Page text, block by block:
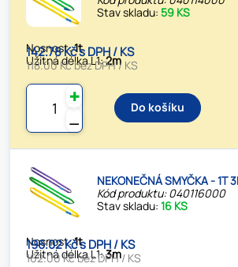
Stav skladu:59 KS
Nosnost:1t
Užitná délka L1:2m
142.78 Kč s DPH / KS
118.00 Kč bez DPH / KS
⚊
✚
Do košíku
NEKONEČNÁ SMYČKA - 1T
Kód produktu: 040116000
Stav skladu:16 KS
Nosnost:1t
Užitná délka L1:3m
196.02 Kč s DPH / KS
162.00 Kč bez DPH / KS